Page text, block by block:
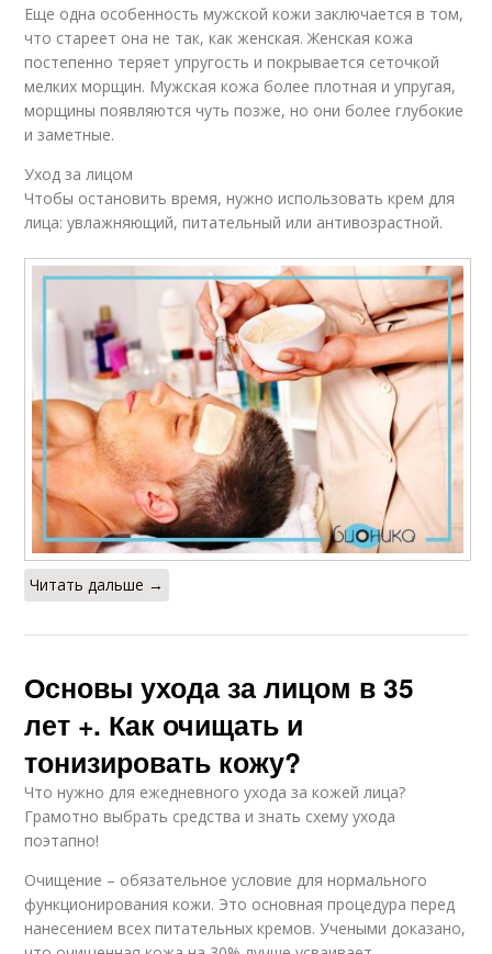
Еще одна особенность мужской кожи заключается в том,
что стареет она не так, как женская. Женская кожа
постепенно теряет упругость и покрывается сеточкой
мелких морщин. Мужская кожа более плотная и упругая,
морщины появляются чуть позже, но они более глубокие
и заметные.
Уход за лицом
Чтобы остановить время, нужно использовать крем для
лица: увлажняющий, питательный или антивозрастной.
Читать дальше →
Основы ухода за лицом в 35
лет +. Как очищать и
тонизировать кожу?
Что нужно для ежедневного ухода за кожей лица?
Грамотно выбрать средства и знать схему ухода
поэтапно!
Очищение – обязательное условие для нормального
функционирования кожи. Это основная процедура перед
нанесением всех питательных кремов. Учеными доказано,